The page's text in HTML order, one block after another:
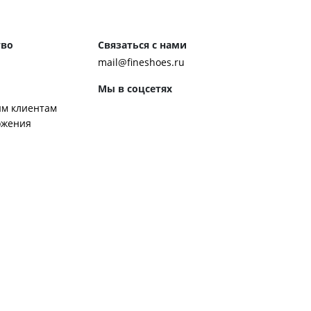
клиентам
Связаться с нами
mail@fineshoes.ru
Мы в соцсетях